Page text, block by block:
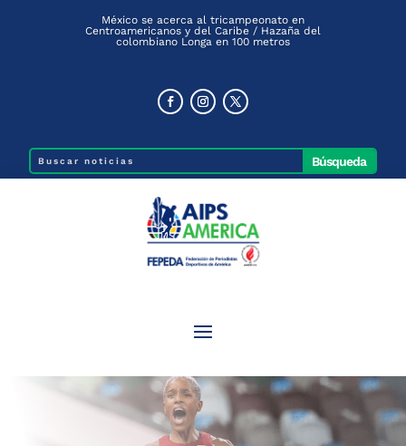
México se acerca al tricampeonato en
Centroamericanos y del Caribe / Hazaña del
colombiano Longa en 100 metros